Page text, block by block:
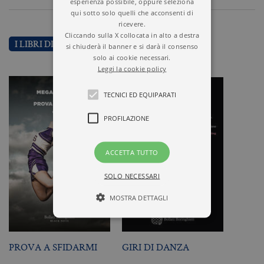
I LIBRI DI MEGAN ABBOTT
PROVA A SFIDARMI GIRI DI DANZA
qui sotto solo quelli che acconsenti di
ricevere.
Cliccando sulla X collocata in alto a destra
si chiuderà il banner e si darà il consenso
solo ai cookie necessari.
Leggi la cookie policy
TECNICI ED EQUIPARATI
PROFILAZIONE
ACCETTA TUTTO
SOLO NECESSARI
MOSTRA DETTAGLI